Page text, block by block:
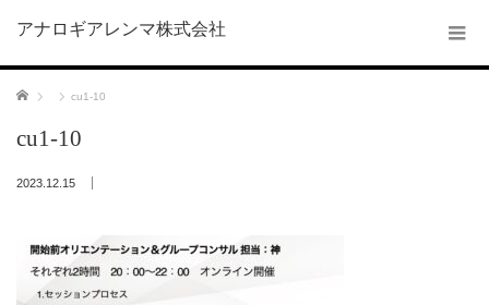
アナロギアレンマ株式会社
ホーム cu1-10
cu1-10
2023.12.15